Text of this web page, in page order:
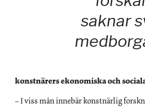
saknar
konstnärers ekonomiska och
– I viss mån innebär konstnärlig